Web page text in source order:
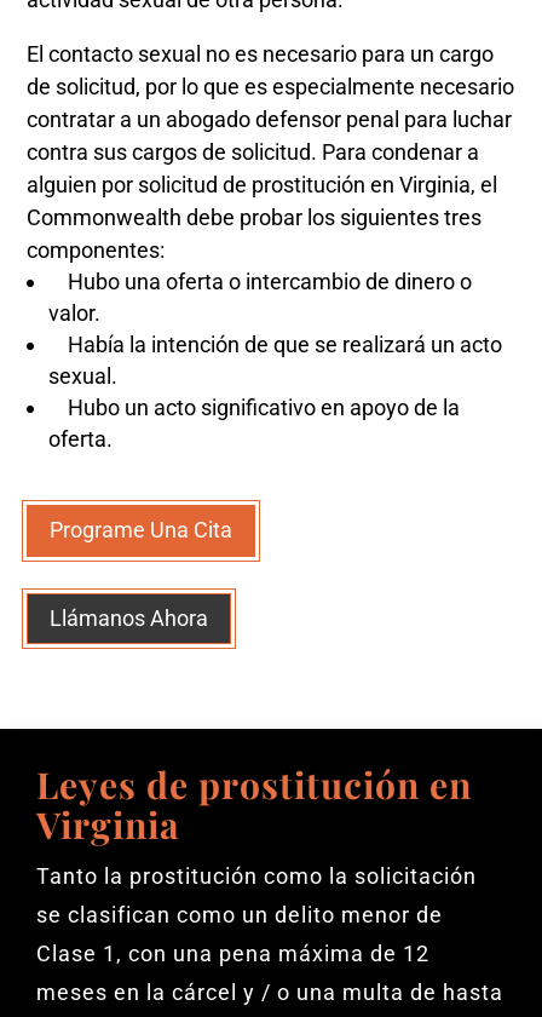
El contacto sexual no es necesario para un cargo
de solicitud, por lo que es especialmente necesario
contratar a un abogado defensor penal para luchar
contra sus cargos de solicitud. Para condenar a
alguien por solicitud de prostitución en Virginia, el
Commonwealth debe probar los siguientes tres
componentes:
Hubo una oferta o intercambio de dinero o
valor.
Había la intención de que se realizará un acto
sexual.
Hubo un acto significativo en apoyo de la
oferta.
Programe Una Cita
Llámanos Ahora
Leyes de prostitución en
Virginia
Tanto la prostitución como la solicitación
se clasifican como un delito menor de
Clase 1, con una pena máxima de 12
meses en la cárcel y / o una multa de hasta